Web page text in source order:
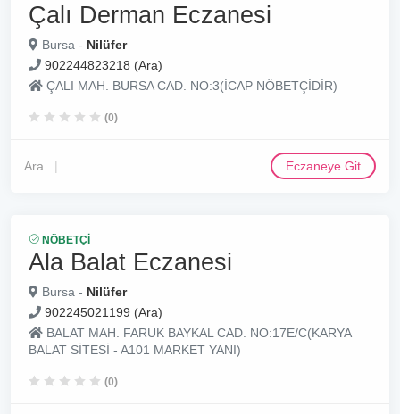
Çalı Derman Eczanesi
Bursa - Nilüfer
902244823218 (Ara)
ÇALI MAH. BURSA CAD. NO:3(İCAP NÖBETÇİDİR)
(0)
Ara Eczaneye Git
NÖBETÇI
Ala Balat Eczanesi
Bursa - Nilüfer
902245021199 (Ara)
BALAT MAH. FARUK BAYKAL CAD. NO:17E/C(KARYA
BALAT SİTESİ - A101 MARKET YANI)
(0)